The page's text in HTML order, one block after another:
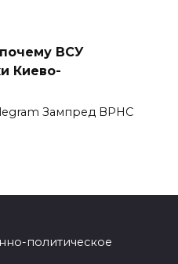
ВСУ
Киево-
Зампред ВРНС
политическое